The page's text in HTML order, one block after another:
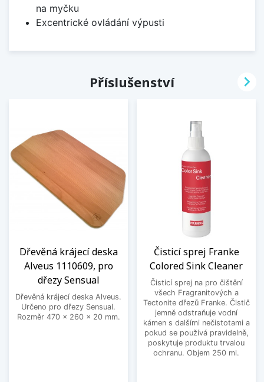
na myčku
Excentrické ovládání výpusti
Příslušenství
Dřevěná krájecí deska
Alveus 1110609, pro
dřezy Sensual
Dřevěná krájecí deska Alveus.
Určeno pro dřezy Sensual.
Rozměr 470 x 260 x 20 mm.
Čisticí sprej Franke
Colored Sink Cleaner
Čisticí sprej na pro čištění
všech Fragranitových a
Tectonite dřezů Franke. Čistič
jemně odstraňuje vodní
kámen s dalšími nečistotami a
pokud se používá pravidelně,
poskytuje produktu trvalou
ochranu. Objem 250 ml.
